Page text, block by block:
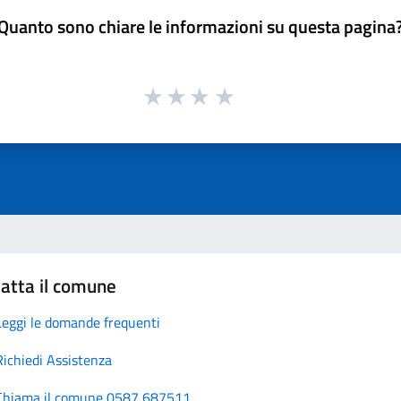
sono chiare le informazioni su questa
il comune
le domande frequenti
Assistenza